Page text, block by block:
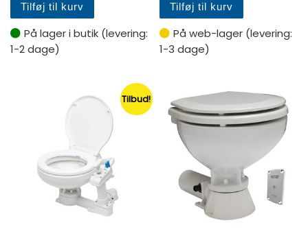
Tilføj til kurv
På lager i butik (levering:
1-2 dage)
Tilføj til kurv
På web-lager (levering:
1-3 dage)
Tilbud!